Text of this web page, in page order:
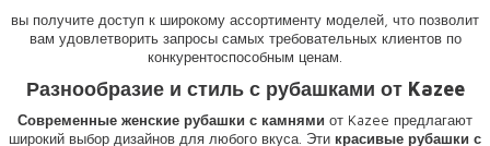
вы получите доступ к широкому ассортименту моделей, что позволит
вам удовлетворить запросы самых требовательных клиентов по
конкурентоспособным ценам.
Разнообразие и стиль с рубашками от Kazee
Современные женские рубашки с камнями от Kazee предлагают
широкий выбор дизайнов для любого вкуса. Эти красивые рубашки с